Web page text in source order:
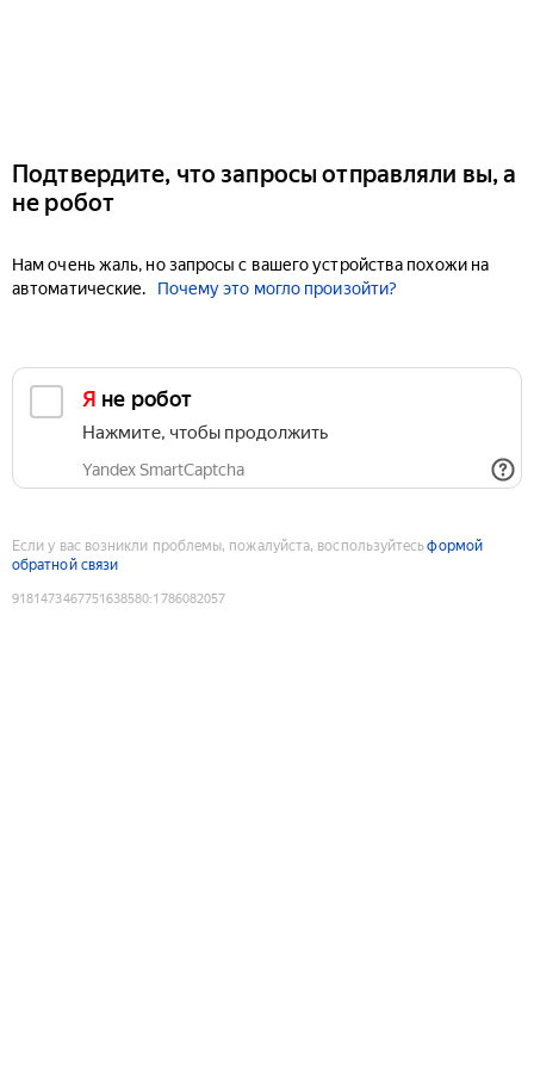
Подтвердите, что запросы отправляли вы, а
не робот
Нам очень жаль, но запросы с вашего устройства похожи на
автоматические.
Почему это могло произойти?
Я не робот
Нажмите, чтобы продолжить
Yandex SmartCaptcha
Если у вас возникли проблемы, пожалуйста, воспользуйтесьформой
обратной связи
9181473467751638580:1786082057